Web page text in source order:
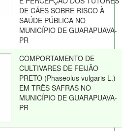
DE CÃES SOBRE RISCO À
SAÚDE PÚBLICA NO
MUNICÍPIO DE GUARAPUAVA-
PR
COMPORTAMENTO DE
CULTIVARES DE FEIJÃO
PRETO (Phaseolus vulgaris L.)
EM TRÊS SAFRAS NO
MUNICÍPIO DE GUARAPUAVA-
PR